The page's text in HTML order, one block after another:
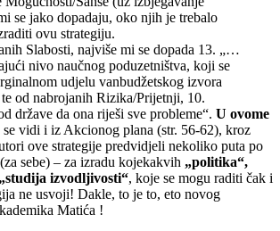
se jako dopadaju, oko njih je trebalo
ovu strategiju.
Slabosti, najviše mi se dopada 13. „…
nivo naučnog poduzetništva, koji se
udjelu vanbudžetskog izvora
od nabrojanih Rizika/Prijetnji, 10.
države da ona riješi sve probleme“. U ovome
se vidi i iz Akcionog plana (str. 56-62), kroz
ove strategije predvidjeli nekoliko puta po
sebe) – za izradu kojekakvih „politika“,
izvodljivosti“, koje se mogu raditi čak i
ne usvoji! Dakle, to je to, eto novog
Matića !